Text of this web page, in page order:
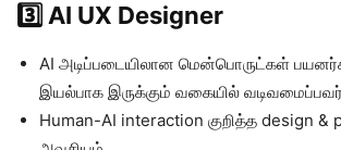
3️⃣ AI UX Designer
AI அடிப்படையிலான மென்பொருட்கள்
இயல்பாக இருக்கும் வகையில்
Human-AI interaction குறித்த design &